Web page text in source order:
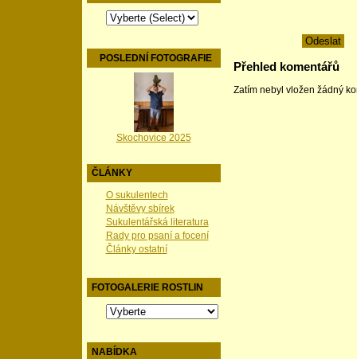
POSLEDNÍ FOTOGRAFIE
Skochovice 2025
ČLÁNKY
O sukulentech
Návštěvy sbírek
Sukulentářská literatura
Rady pro psaní a focení
Články ostatní
FOTOGALERIE ROSTLIN
NABÍDKA
Přehled komentářů
Zatím nebyl vložen žádný